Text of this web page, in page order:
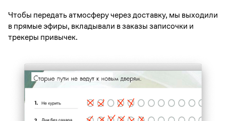
Чтобы передать атмосферу через доставку, мы выходили
в прямые эфиры, вкладывали в заказы записочки и
трекеры привычек.